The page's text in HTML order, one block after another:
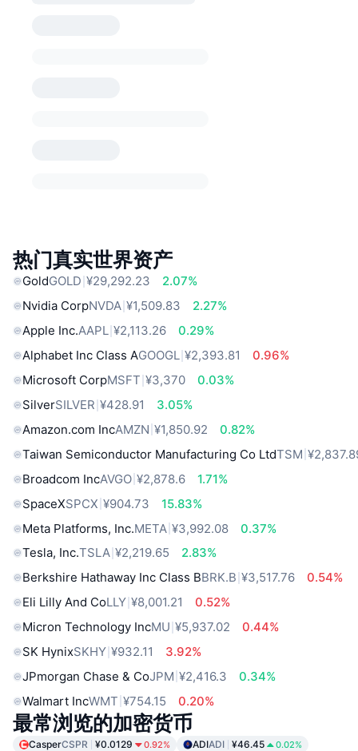
热门真实世界资产
GoldGOLD ¥29,292.23
2.07%
Nvidia CorpNVDA ¥1,509.83
2.27%
Apple Inc.AAPL ¥2,113.26
0.29%
Alphabet Inc Class AGOOGL ¥2,393.81
0.96%
Microsoft CorpMSFT ¥3,370
0.03%
SilverSILVER ¥428.91
3.05%
Amazon.com IncAMZN ¥1,850.92
0.82%
Taiwan Semiconductor Manufacturing Co LtdTSM
Broadcom IncAVGO ¥2,878.6
1.71%
SpaceXSPCX ¥904.73
15.83%
Meta Platforms, Inc.META ¥3,992.08
0.37%
Tesla, Inc.TSLA ¥2,219.65
2.83%
Berkshire Hathaway Inc Class BBRK.B ¥3,517.76
0.54%
Eli Lilly And CoLLY ¥8,001.21
0.52%
Micron Technology IncMU ¥5,937.02
0.44%
SK HynixSKHY ¥932.11
3.92%
JPmorgan Chase & CoJPM ¥2,416.3
0.34%
Walmart IncWMT ¥754.15 0.20%
最常浏览的加密货币
CasperCSPR ¥0.0129 0.92% ADIADI ¥46.45 0.02%